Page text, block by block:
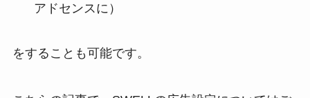
アドセンスに）
をすることも可能です。